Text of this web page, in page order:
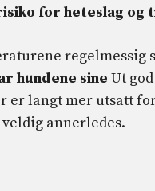
for heteslag og
regelmessig
hundene sine Ut
er langt mer utsatt
annerledes.